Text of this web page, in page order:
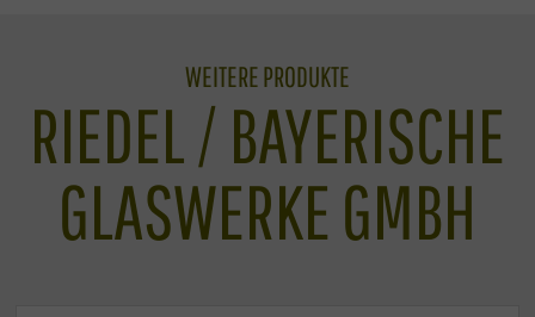
WEITERE PRODUKTE
RIEDEL / BAYERISCHE
GLASWERKE GMBH